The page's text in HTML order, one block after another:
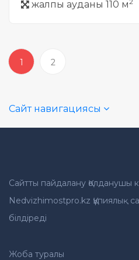
жалпы ауданы 110 м
1 2
Сайт навигациясы
Сайтты пайдалану Қолданушы
Nedvizhimostpro.kz Құпиялық
білдіреді
Жоба туралы